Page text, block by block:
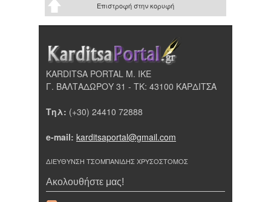
Επιστροφή στην κορυφή
KARDITSA PORTAL Μ. ΙΚΕ
Γ. ΒΑΛΤΑΔΩΡΟΥ 31 - ΤΚ: 43100 ΚΑΡΔΙΤΣΑ
Τηλ: (+30) 24410 72888
e-mail: karditsaportal@gmail.com
ΔΙΕΥΘΥΝΣΗ ΤΣΟΜΠΑΝΙΔΗΣ ΧΡΥΣΟΣΤΟΜΟΣ
Ακολουθήστε μας!